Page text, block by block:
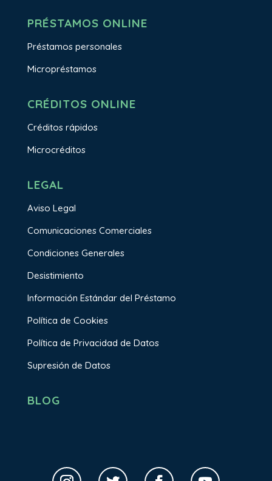
PRÉSTAMOS ONLINE
Préstamos personales
Micropréstamos
CRÉDITOS ONLINE
Créditos rápidos
Microcréditos
LEGAL
Aviso Legal
Comunicaciones Comerciales
Condiciones Generales
Desistimiento
Información Estándar del Préstamo
Política de Cookies
Política de Privacidad de Datos
Supresión de Datos
BLOG